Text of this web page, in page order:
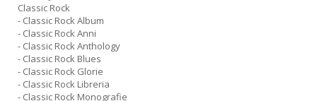
Classic Rock
- Classic Rock Album
- Classic Rock Anni
- Classic Rock Anthology
- Classic Rock Blues
- Classic Rock Glorie
- Classic Rock Libreria
- Classic Rock Monografie